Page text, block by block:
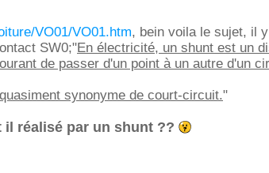
VO01/VO01.htm, bein voila le sujet, il
SW0;"En électricité, un shunt est un
de passer d'un point à un autre d'un
synonyme de court-circuit."
réalisé par un shunt ??